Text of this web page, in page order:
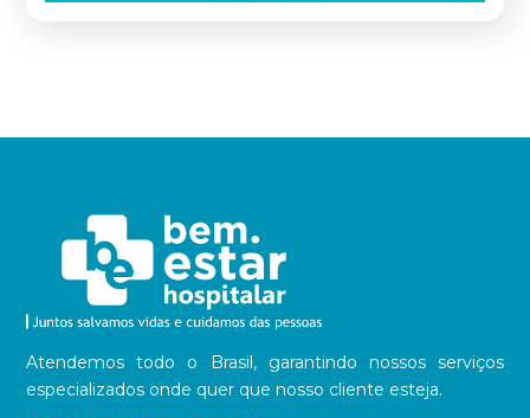
Atendemos todo o Brasil, garantindo nossos serviços
especializados onde quer que nosso cliente esteja.